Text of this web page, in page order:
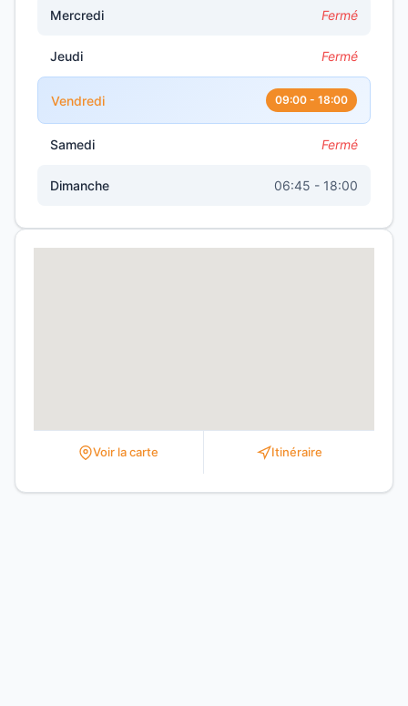
Mercredi Fermé
Jeudi Fermé
Vendredi 09:00 - 18:00
Samedi Fermé
Dimanche 06:45 - 18:00
Voir la carte Itinéraire